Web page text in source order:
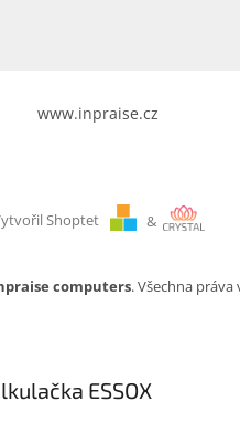
www.inpraise.cz
Shoptet &
computers. Všechna práva
ESSOX